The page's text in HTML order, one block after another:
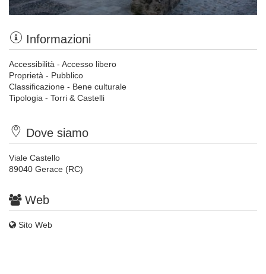
Informazioni
Accessibilità - Accesso libero
Proprietà - Pubblico
Classificazione - Bene culturale
Tipologia - Torri & Castelli
Dove siamo
Viale Castello
89040 Gerace (RC)
Web
Sito Web